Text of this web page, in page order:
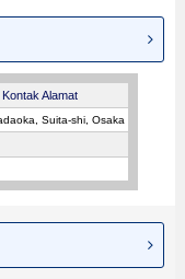
Kontak Alamat
Suita-shi, Osaka